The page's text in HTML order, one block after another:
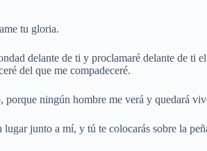
tu gloria.
delante de ti y proclamaré delante de ti
del que me compadeceré.
ningún hombre me verá y quedará
junto a mí, y tú te colocarás sobre la